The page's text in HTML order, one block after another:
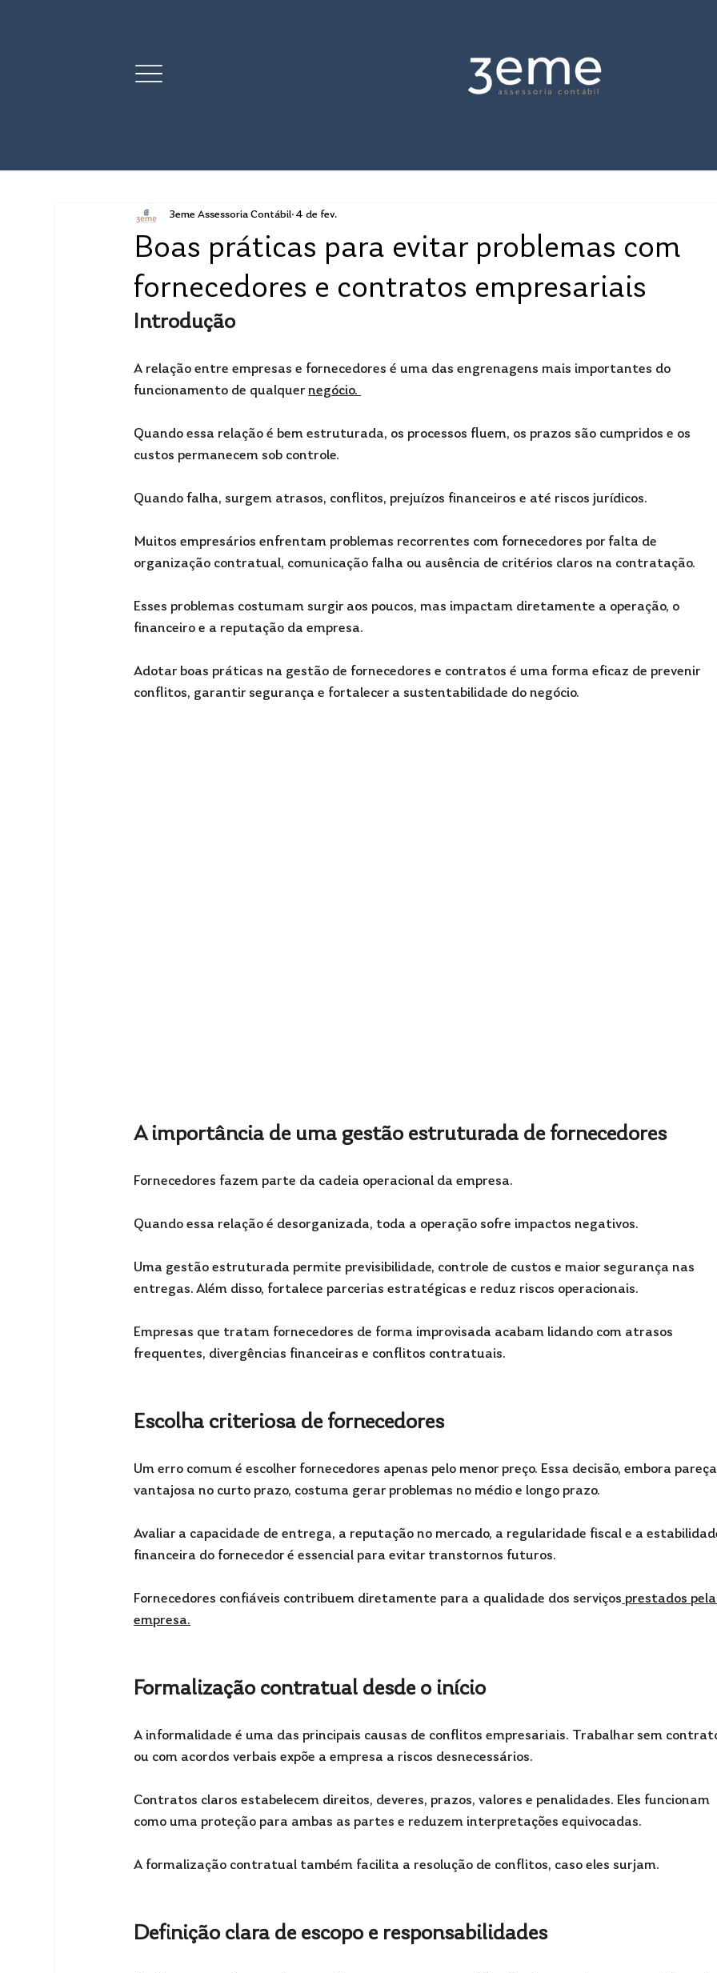
Boas práticas para evitar problemas com
fornecedores e contratos empresariais
3eme Assessoria Contábil 4 de fev.
Introdução
A relação entre empresas e fornecedores é uma das engrenagens mais importantes do
funcionamento de qualquer negócio.
Quando essa relação é bem estruturada, os processos fluem, os prazos são cumpridos e os
custos permanecem sob controle.
Quando falha, surgem atrasos, conflitos, prejuízos financeiros e até riscos jurídicos.
Muitos empresários enfrentam problemas recorrentes com fornecedores por falta de
organização contratual, comunicação falha ou ausência de critérios claros na contratação.
Esses problemas costumam surgir aos poucos, mas impactam diretamente a operação, o
financeiro e a reputação da empresa.
Adotar boas práticas na gestão de fornecedores e contratos é uma forma eficaz de prevenir
conflitos, garantir segurança e fortalecer a sustentabilidade do negócio.
A importância de uma gestão estruturada de fornecedores
Fornecedores fazem parte da cadeia operacional da empresa.
Quando essa relação é desorganizada, toda a operação sofre impactos negativos.
Uma gestão estruturada permite previsibilidade, controle de custos e maior segurança nas
entregas. Além disso, fortalece parcerias estratégicas e reduz riscos operacionais.
Empresas que tratam fornecedores de forma improvisada acabam lidando com atrasos
frequentes, divergências financeiras e conflitos contratuais.
Escolha criteriosa de fornecedores
Um erro comum é escolher fornecedores apenas pelo menor preço. Essa decisão, embora pareça
vantajosa no curto prazo, costuma gerar problemas no médio e longo prazo.
Avaliar a capacidade de entrega, a reputação no mercado, a regularidade fiscal e a
financeira do fornecedor é essencial para evitar transtornos futuros.
Fornecedores confiáveis contribuem diretamente para a qualidade dos serviços prestados pela
empresa.
Formalização contratual desde o início
A informalidade é uma das principais causas de conflitos empresariais. Trabalhar sem
ou com acordos verbais expõe a empresa a riscos desnecessários.
Contratos claros estabelecem direitos, deveres, prazos, valores e penalidades. Eles funcionam
como uma proteção para ambas as partes e reduzem interpretações equivocadas.
A formalização contratual também facilita a resolução de conflitos, caso eles surjam.
Definição clara de escopo e responsabilidades